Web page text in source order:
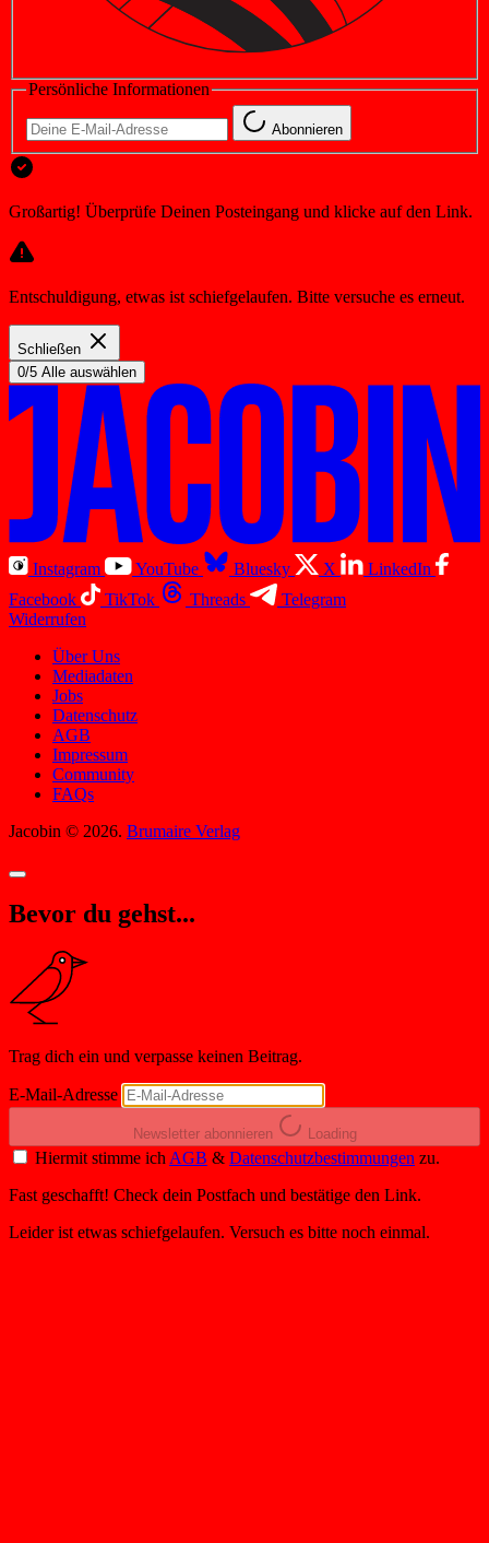
Persönliche Informationen
Abonnieren
Großartig! Überprüfe Deinen Posteingang und klicke auf den Link.
Entschuldigung, etwas ist schiefgelaufen. Bitte versuche es erneut.
Schließen
0/5 Alle auswählen
Instagram YouTube Bluesky X
LinkedIn
Facebook
TikTok Threads
Telegram
Widerrufen
Über Uns
Mediadaten
Jobs
Datenschutz
AGB
Impressum
Community
FAQs
Jacobin © 2026. Brumaire Verlag
Bevor du gehst...
Trag dich ein und verpasse keinen Beitrag.
E-Mail-Adresse
Newsletter abonnieren Loading
Hiermit stimme ich AGB & Datenschutzbestimmungen zu.
Fast geschafft! Check dein Postfach und bestätige den Link.
Leider ist etwas schiefgelaufen. Versuch es bitte noch einmal.